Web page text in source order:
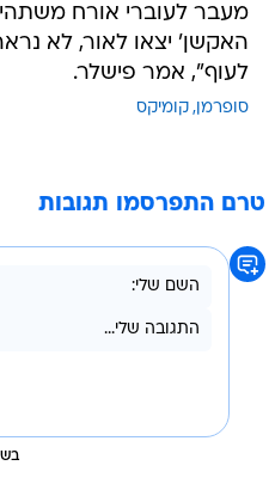
מעבר לעוברי אורח
האקשן' יצאו לאור, לא
לעוף", אמר פישלר.
סופרמן קומיקס
טרם התפרסמו תגובות